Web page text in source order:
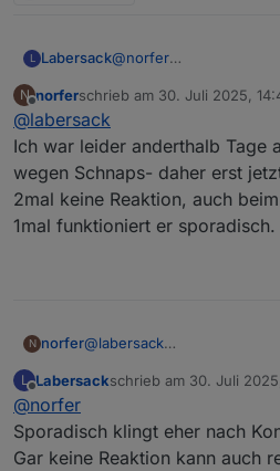
L Labersack@norfer
N
Offline
norferschrieb am 30. Juli 2025,
zuletzt editiert von
@labersack
Ich war leider anderthalb Tage
wegen Schnaps- daher erst
2mal keine Reaktion, auch
1mal funktioniert er sporadisch.
N norfer@labersack
wegen Schnaps- daher erst
1mal funktioniert er
L
Offline
Labersackschrieb am 30. Juli
zuletzt editiert von
@norfer
Sporadisch klingt eher nach
Gar keine Reaktion kann auch